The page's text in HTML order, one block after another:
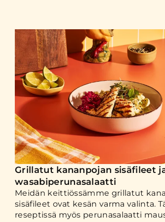
Grillatut kananpojan sisäfileet
wasabiperunasalaatti
Meidän keittiössämme grillatut
sisäfileet ovat kesän varma valinta.
reseptissä myös perunasalaatti